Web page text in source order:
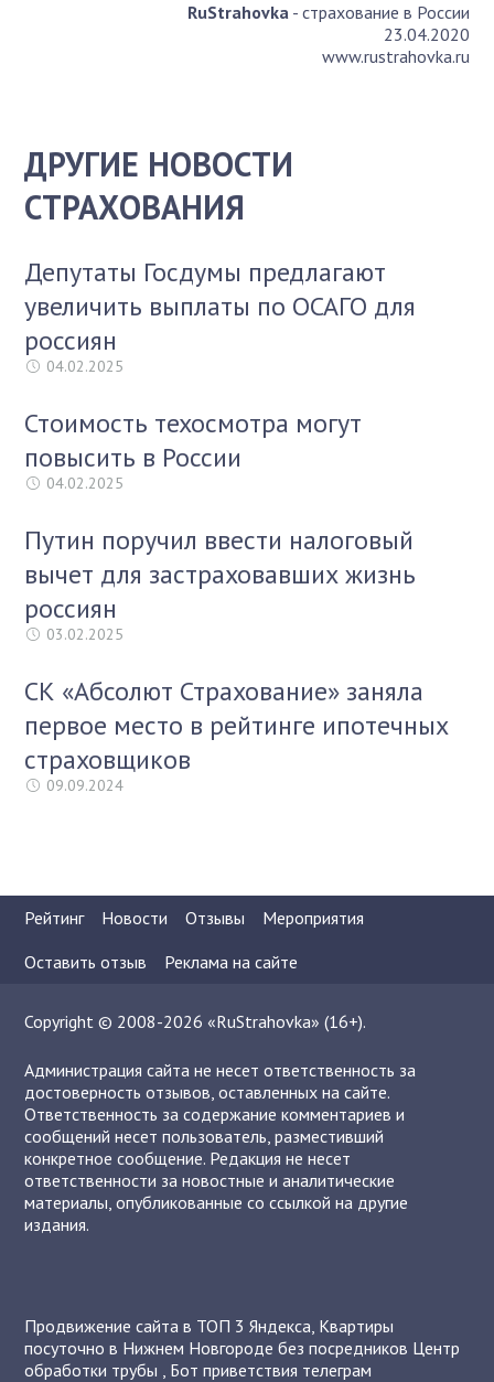
RuStrahovka- страхование в России
23.04.2020
www.rustrahovka.ru
ДРУГИЕ НОВОСТИ
СТРАХОВАНИЯ
Депутаты Госдумы предлагают
увеличить выплаты по ОСАГО для
россиян
04.02.2025
Стоимость техосмотра могут
повысить в России
04.02.2025
Путин поручил ввести налоговый
вычет для застраховавших жизнь
россиян
03.02.2025
СК «Абсолют Страхование» заняла
первое место в рейтинге ипотечных
страховщиков
09.09.2024
Рейтинг Новости Отзывы
Мероприятия
Оставить отзыв
Реклама на сайте
Copyright © 2008-2026 «RuStrahovka» (16+).
Администрация сайта не несет ответственность за
достоверность отзывов, оставленных на сайте.
Ответственность за содержание комментариев и
сообщений несет пользователь, разместивший
конкретное сообщение. Редакция не несет
ответственности за новостные и аналитические
материалы, опубликованные со ссылкой на другие
издания.
Продвижение сайта в ТОП 3 Яндекса, Квартиры
посуточно в Нижнем Новгороде без посредников Центр
обработки трубы , Бот приветствия телеграм